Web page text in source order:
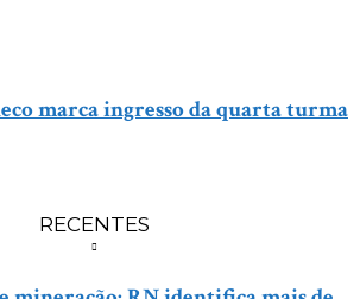
marca ingresso da quarta turma
RECENTES